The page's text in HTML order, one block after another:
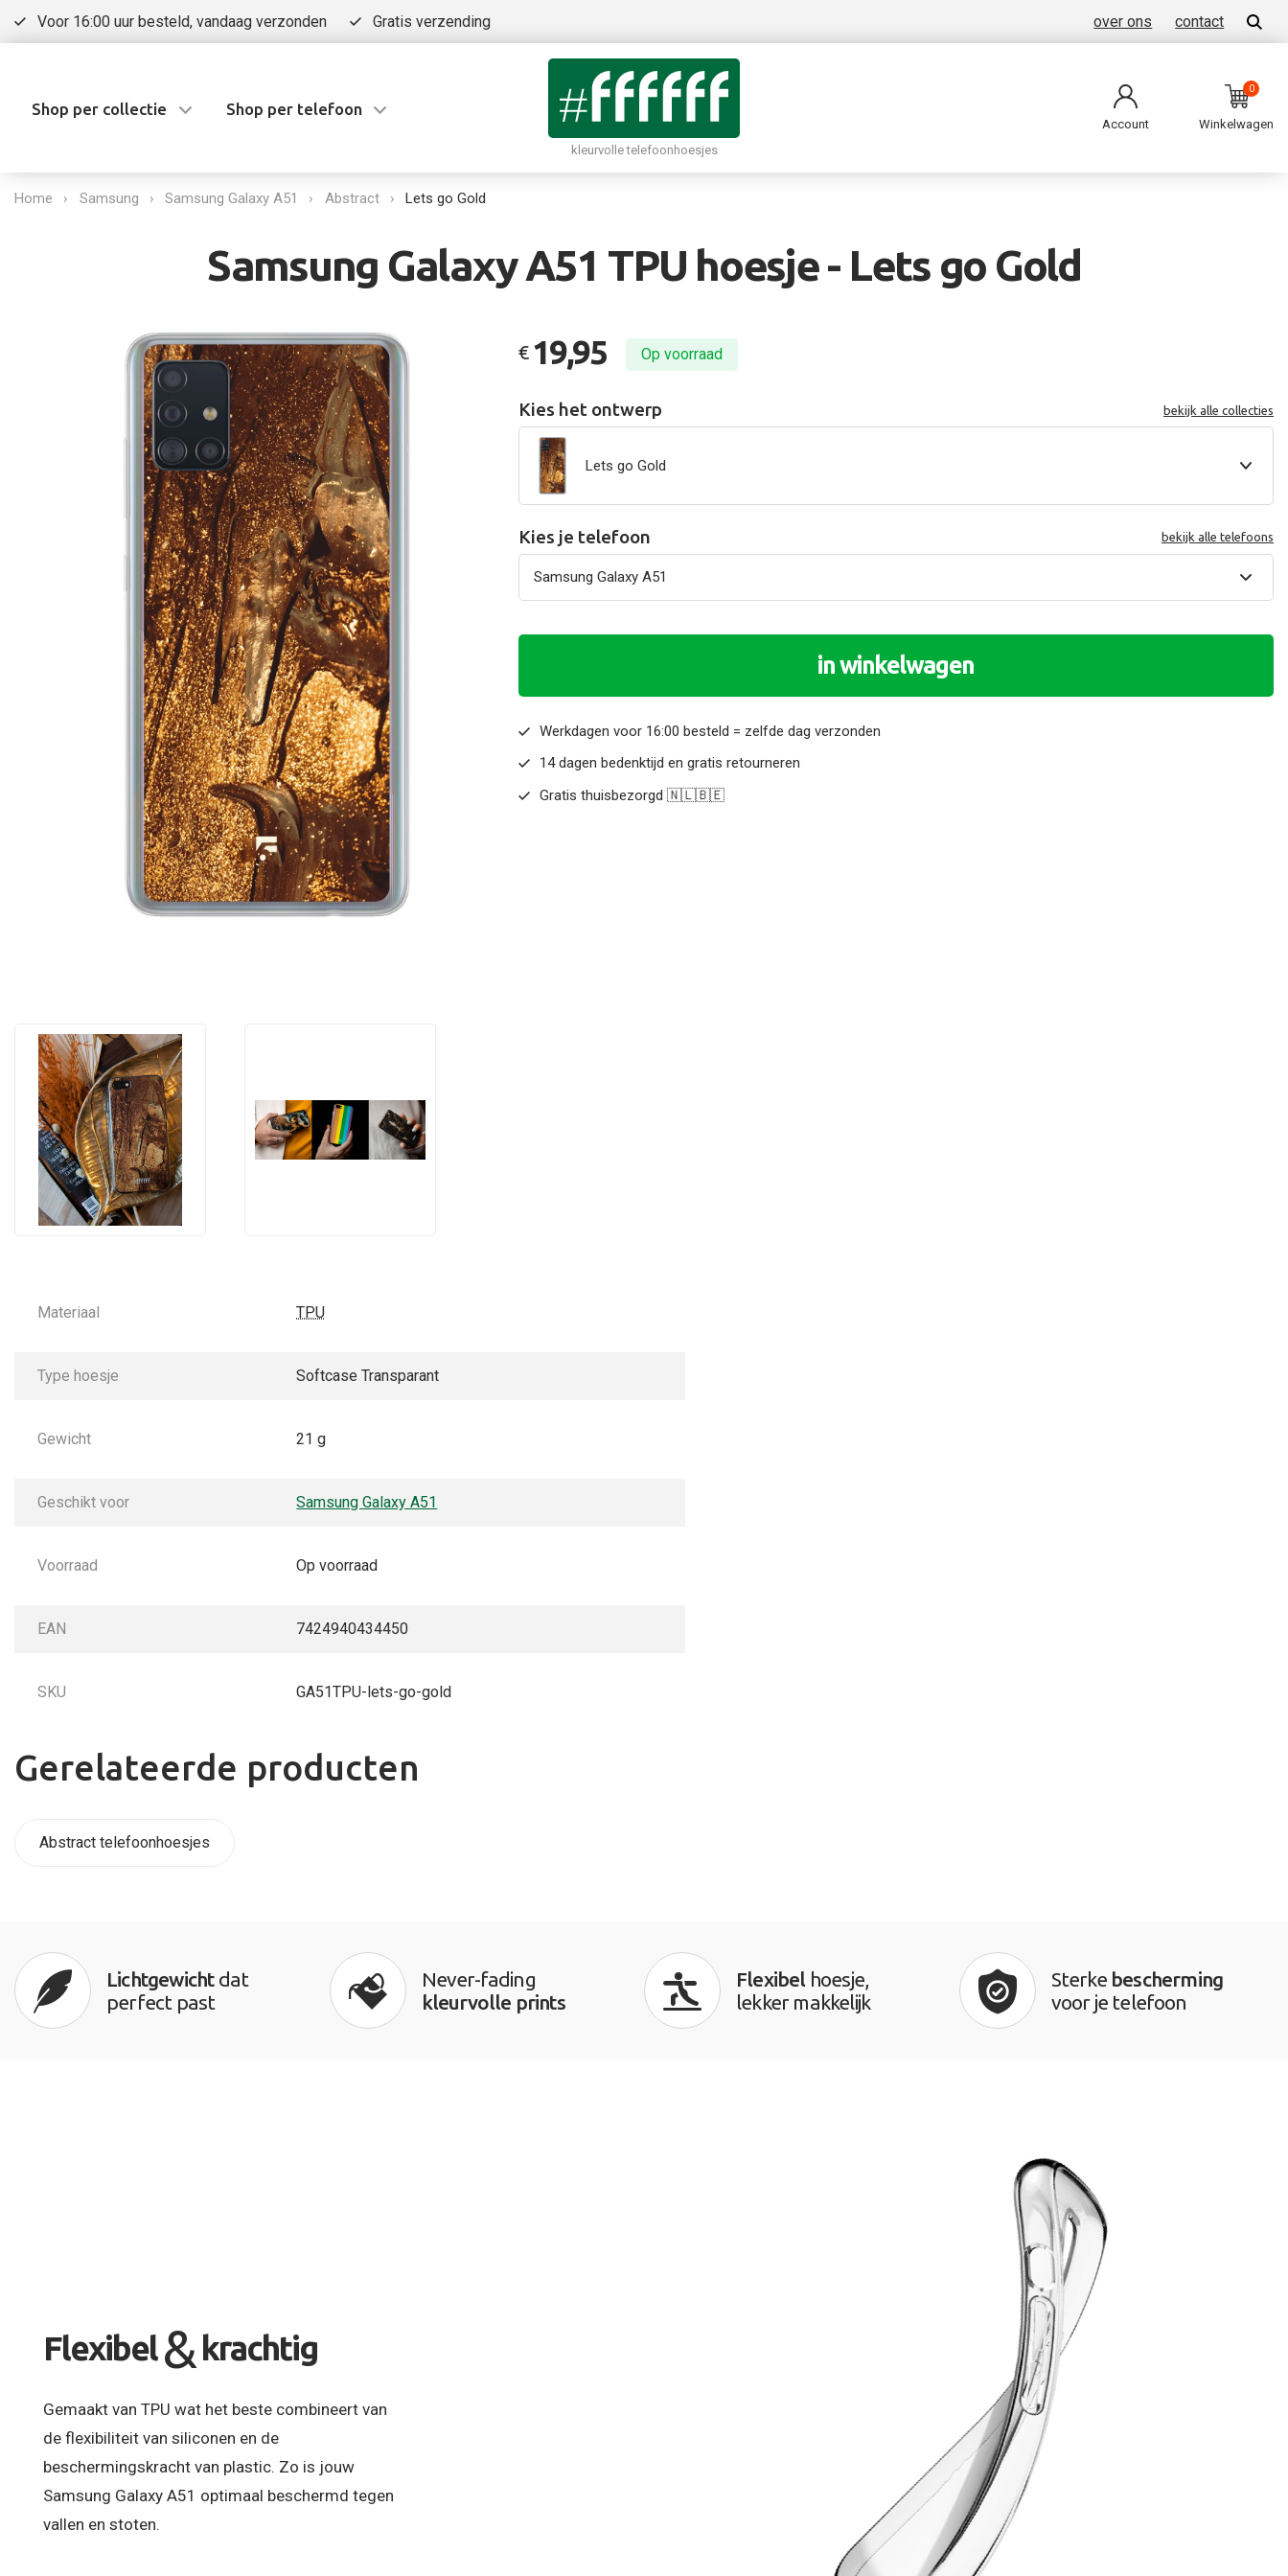
Voor 16:00 uur besteld, vandaag verzonden Gratis verzending over ons contact
Shop per collectie Shop per telefoon
kleurvolle telefoonhoesjes
Account
0
Winkelwagen
Home Samsung Samsung Galaxy A51 Abstract Lets go Gold
Samsung Galaxy A51 TPU hoesje - Lets go Gold
€ 19,95 Op voorraad
Kies het ontwerp bekijk alle collecties
Lets go Gold
Kies je telefoon bekijk alle telefoons
in winkelwagen
Werkdagen voor 16:00 besteld = zelfde dag verzonden
14 dagen bedenktijd en gratis retourneren
Gratis thuisbezorgd 🇳🇱🇧🇪
Materiaal TPU
Type hoesje Softcase Transparant
Gewicht 21 g
Geschikt voor Samsung Galaxy A51
Voorraad Op voorraad
EAN 7424940434450
SKU GA51TPU-lets-go-gold
Gerelateerde producten
Abstract telefoonhoesjes
Lichtgewichtdat
perfect past
Never-fading
kleurvolle prints
Flexibel hoesje,
lekker makkelijk
Sterke bescherming
voor je telefoon
Flexibel & krachtig
Gemaakt van TPU wat het beste combineert van
de flexibiliteit van siliconen en de
beschermingskracht van plastic. Zo is jouw
Samsung Galaxy A51 optimaal beschermd tegen
vallen en stoten.